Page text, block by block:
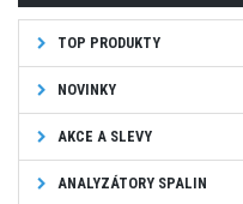
TOP PRODUKTY
NOVINKY
AKCE A SLEVY
ANALYZÁTORY SPALIN